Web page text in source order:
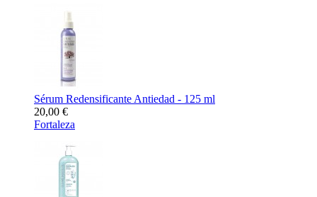
Sérum Redensificante Antiedad - 125 ml
20,00 €
Fortaleza